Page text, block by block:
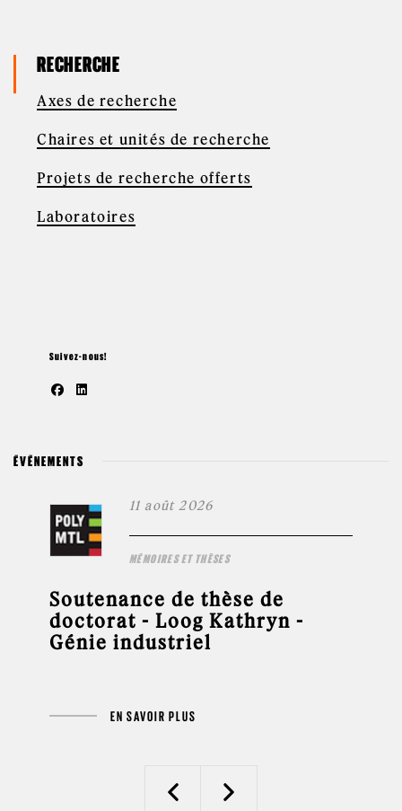
RECHERCHE
Axes de recherche
Chaires et unités de recherche
Projets de recherche offerts
Laboratoires
Suivez-nous!
ÉVÉNEMENTS
11 août 2026
MÉMOIRES ET THÈSES
Soutenance de thèse de
doctorat - Loog Kathryn -
Génie industriel
EN SAVOIR PLUS
Previous Next